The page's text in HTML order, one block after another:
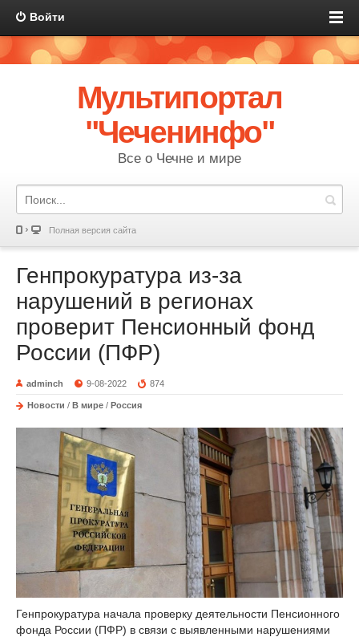
Войти
Мультипортал
"Чеченинфо"
Все о Чечне и мире
Полная версия сайта
Генпрокуратура из-за
нарушений в регионах
проверит Пенсионный фонд
России (ПФР)
adminch 9-08-2022 874
Новости / В мире / Россия
Генпрокуратура начала проверку деятельности Пенсионного
фонда России (ПФР) в связи с выявленными нарушениями